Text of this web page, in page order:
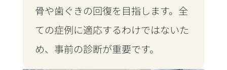
骨や歯ぐきの回復を目指します。全
ての症例に適応するわけではないた
め、事前の診断が重要です。